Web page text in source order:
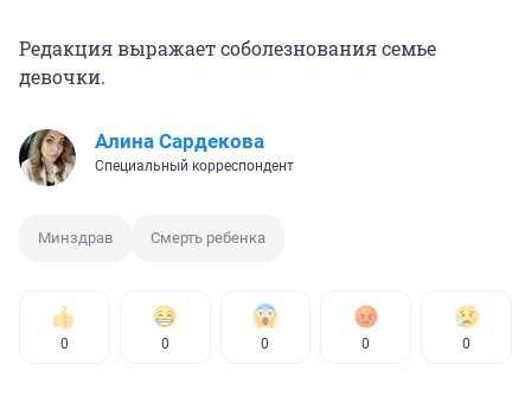
Редакция выражает соболезнования семье
девочки.
Алина Сардекова
Специальный корреспондент
Минздрав Смерть ребенка
0 0 0 0 0